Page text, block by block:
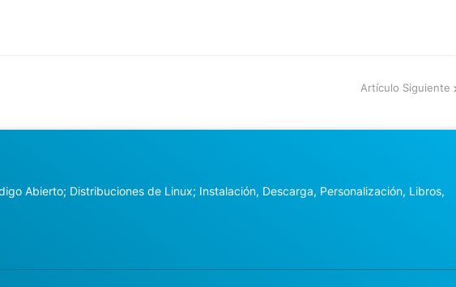
Artículo Siguiente
Abierto; Distribuciones de Linux; Instalación, Descarga, Personalización, Libros,